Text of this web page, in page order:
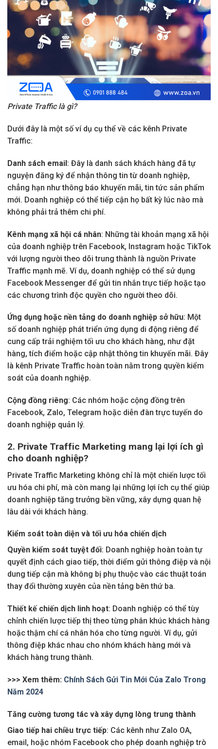
Private Traffic là gì?
Dưới đây là một số ví dụ cụ thể về các kênh Private
Traffic:
Danh sách email: Đây là danh sách khách hàng đã tự
nguyện đăng ký để nhận thông tin từ doanh nghiệp,
chẳng hạn như thông báo khuyến mãi, tin tức sản phẩm
mới. Doanh nghiệp có thể tiếp cận họ bất kỳ lúc nào mà
không phải trả thêm chi phí.
Kênh mạng xã hội cá nhân: Những tài khoản mạng xã hội
của doanh nghiệp trên Facebook, Instagram hoặc TikTok
với lượng người theo dõi trung thành là nguồn Private
Traffic mạnh mẽ. Ví dụ, doanh nghiệp có thể sử dụng
Facebook Messenger để gửi tin nhắn trực tiếp hoặc tạo
các chương trình độc quyền cho người theo dõi.
Ứng dụng hoặc nền tảng do doanh nghiệp sở hữu: Một
số doanh nghiệp phát triển ứng dụng di động riêng để
cung cấp trải nghiệm tối ưu cho khách hàng, như đặt
hàng, tích điểm hoặc cập nhật thông tin khuyến mãi. Đây
là kênh Private Traffic hoàn toàn nằm trong quyền kiểm
soát của doanh nghiệp.
Cộng đồng riêng: Các nhóm hoặc cộng đồng trên
Facebook, Zalo, Telegram hoặc diễn đàn trực tuyến do
doanh nghiệp quản lý.
2. Private Traffic Marketing mang lại lợi ích gì
cho doanh nghiệp?
Private Traffic Marketing không chỉ là một chiến lược tối
ưu hóa chi phí, mà còn mang lại những lợi ích cụ thể giúp
doanh nghiệp tăng trưởng bền vững, xây dựng quan hệ
lâu dài với khách hàng.
Kiểm soát toàn diện và tối ưu hóa chiến dịch
Quyền kiểm soát tuyệt đối: Doanh nghiệp hoàn toàn tự
quyết định cách giao tiếp, thời điểm gửi thông điệp và nội
dung tiếp cận mà không bị phụ thuộc vào các thuật toán
thay đổi thường xuyên của nền tảng bên thứ ba.
Thiết kế chiến dịch linh hoạt: Doanh nghiệp có thể tùy
chỉnh chiến lược tiếp thị theo từng phân khúc khách hàng
hoặc thậm chí cá nhân hóa cho từng người. Ví dụ, gửi
thông điệp khác nhau cho nhóm khách hàng mới và
khách hàng trung thành.
>>> Xem thêm: Chính Sách Gửi Tin Mới Của Zalo Trong
Năm 2024
Tăng cường tương tác và xây dựng lòng trung thành
Giao tiếp hai chiều trực tiếp: Các kênh như Zalo OA,
email, hoặc nhóm Facebook cho phép doanh nghiệp trò